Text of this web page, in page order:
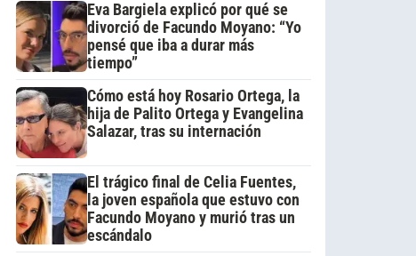
Eva Bargiela explicó por qué se
divorció de Facundo Moyano: “Yo
pensé que iba a durar más
tiempo”
Cómo está hoy Rosario Ortega, la
hija de Palito Ortega y Evangelina
Salazar, tras su internación
El trágico final de Celia Fuentes,
la joven española que estuvo con
Facundo Moyano y murió tras un
escándalo